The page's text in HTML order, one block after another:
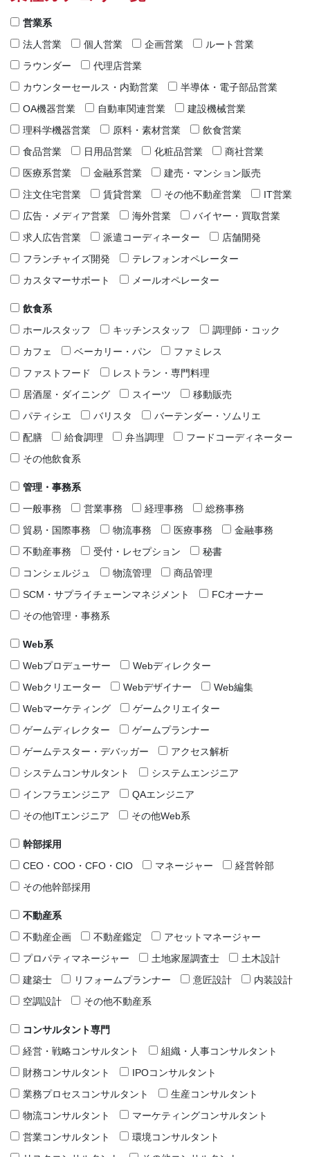
営業系
法人営業
個人営業 企画営業
ルート営業
ラウンダー
代理店営業
カウンターセールス・内勤営業
半導体・電子部品営業
OA機器営業
自動車関連営業
建設機械営業
理科学機器営業
原料・素材営業
飲食営業
食品営業
日用品営業 化粧品営業
商社営業
医療系営業
金融系営業
建売・マンション販売
注文住宅営業
賃貸営業 その他不動産営業
IT営業
広告・メディア営業
海外営業
バイヤー・買取営業
求人広告営業
派遣コーディネーター
店舗開発
フランチャイズ開発
テレフォンオペレーター
カスタマーサポート
メールオペレーター
飲食系
ホールスタッフ
キッチンスタッフ
調理師・コック
カフェ
ベーカリー・パン
ファミレス
ファストフード
レストラン・専門料理
居酒屋・ダイニング
スイーツ
移動販売
パティシエ
バリスタ
バーテンダー・ソムリエ
配膳
給食調理 弁当調理
フードコーディネーター
その他飲食系
管理・事務系
一般事務
営業事務 経理事務
総務事務
貿易・国際事務
物流事務 医療事務
金融事務
不動産事務
受付・レセプション
秘書
コンシェルジュ
物流管理
商品管理
SCM・サプライチェーンマネジメント
FCオーナー
その他管理・事務系
Web系
Webプロデューサー
Webディレクター
Webクリエーター
Webデザイナー
Web編集
Webマーケティング
ゲームクリエイター
ゲームディレクター
ゲームプランナー
ゲームテスター・デバッガー
アクセス解析
システムコンサルタント
システムエンジニア
インフラエンジニア
QAエンジニア
その他ITエンジニア
その他Web系
幹部採用
CEO・COO・CFO・CIO
マネージャー
経営幹部
その他幹部採用
不動産系
不動産企画
不動産鑑定
アセットマネージャー
プロパティマネージャー
土地家屋調査士
土木設計
建築士
リフォームプランナー 意匠設計
内装設計
空調設計
その他不動産系
コンサルタント専門
経営・戦略コンサルタント
組織・人事コンサルタント
財務コンサルタント
IPOコンサルタント
業務プロセスコンサルタント
生産コンサルタント
物流コンサルタント
マーケティングコンサルタント
営業コンサルタント
環境コンサルタント